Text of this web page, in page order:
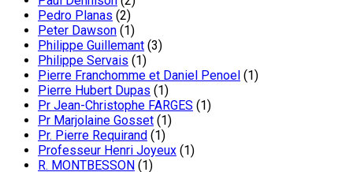
Pedro Planas (2)
Peter Dawson (1)
Philippe Guillemant (3)
Philippe Servais (1)
Pierre Franchomme et Daniel Penoel (1)
Pierre Hubert Dupas (1)
Pr Jean-Christophe FARGES (1)
Pr Marjolaine Gosset (1)
Pr. Pierre Requirand (1)
Professeur Henri Joyeux (1)
R. MONTBESSON (1)